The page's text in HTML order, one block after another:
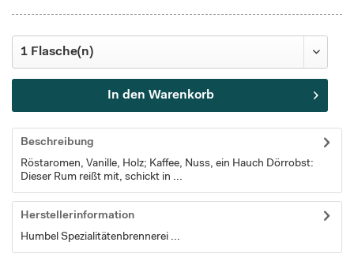
In den Warenkorb
Beschreibung
Röstaromen, Vanille, Holz; Kaffee, Nuss, ein Hauch Dörrobst:
Dieser Rum reißt mit, schickt in ...
Herstellerinformation
Humbel Spezialitätenbrennerei ...